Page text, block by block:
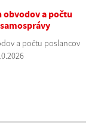
obvodov a počtu
a počtu poslancov